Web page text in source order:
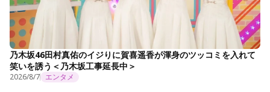
乃木坂46田村真佑のイジりに賀喜遥香が渾身のツッコミを入れて
笑いを誘う＜乃木坂工事延長中＞
2026/8/7 エンタメ